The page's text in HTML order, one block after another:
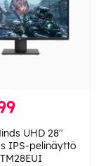
UHD 28''
IPS-pelinäyttö